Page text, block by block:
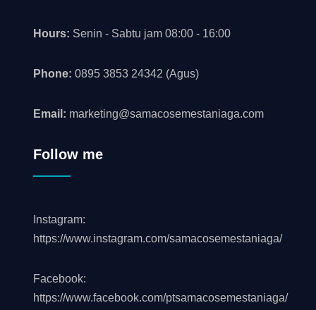
Hours: Senin - Sabtu jam 08:00 - 16:00
Phone: 0895 3853 24342 (Agus)
Email: marketing@samacosemestaniaga.com
Follow me
Instagram:
https://www.instagram.com/samacosemestaniaga/
Facebook:
https://www.facebook.com/ptsamacosemestaniaga/